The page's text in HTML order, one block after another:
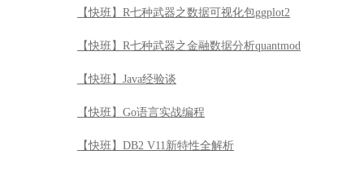
【快班】R七种武器之数据可视化包ggplot2
【快班】R七种武器之金融数据分析quantmod
【快班】Java经验谈
【快班】Go语言实战编程
【快班】DB2 V11新特性全解析